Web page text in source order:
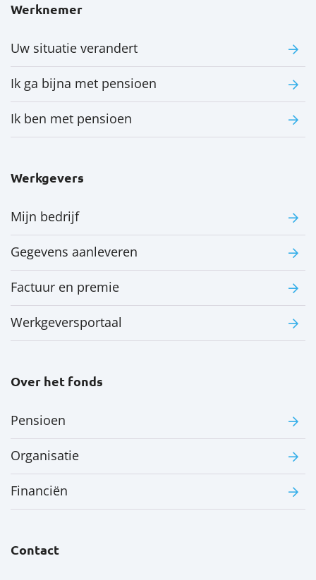
Werknemer
Uw situatie verandert
Ik ga bijna met pensioen
Ik ben met pensioen
Werkgevers
Mijn bedrijf
Gegevens aanleveren
Factuur en premie
Werkgeversportaal
Over het fonds
Pensioen
Organisatie
Financiën
Contact